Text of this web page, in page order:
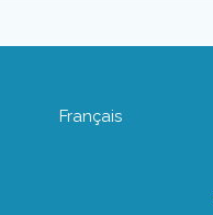
Français